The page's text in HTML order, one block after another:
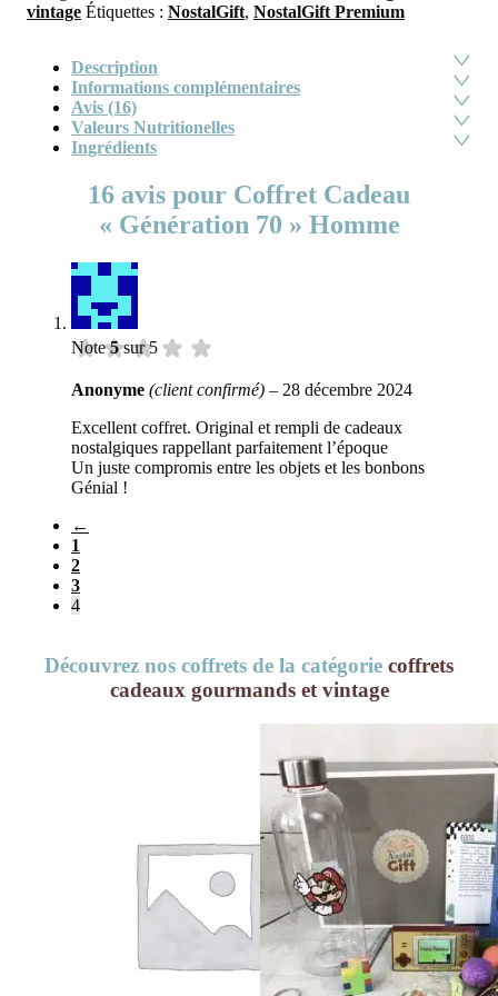
vintage Étiquettes : NostalGift, NostalGift Premium
Description
Informations complémentaires
Avis (16)
Valeurs Nutritionelles
Ingrédients
16 avis pour Coffret Cadeau
« Génération 70 » Homme
Note5sur 5
Anonyme (client confirmé) – 28 décembre 2024
Excellent coffret. Original et rempli de cadeaux
nostalgiques rappellant parfaitement l’époque
Un juste compromis entre les objets et les bonbons
Génial !
←
1
2
3
4
Découvrez nos coffrets de la catégorie coffrets
cadeaux gourmands et vintage